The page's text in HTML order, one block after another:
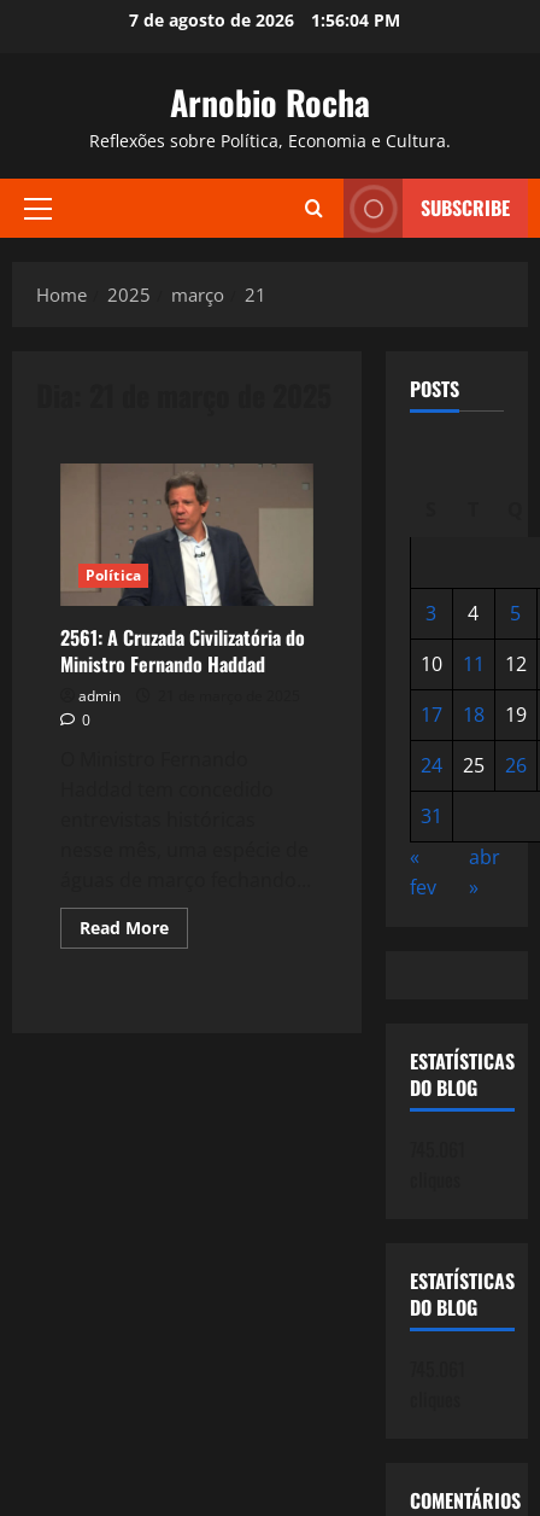
7 de agosto de 2026 1:56:05 PM
Arnobio Rocha
Reflexões sobre Política, Economia e Cultura.
Primary
SUBSCRIBE
Home 2025 março 21
Política
2561: A Cruzada Civilizatória do
Ministro Fernando Haddad
admin
0
Read MoreRead
more
POSTS
3 4
5
10
11
12
17
18
19
24
25
26
31
«
fev
abr
»
ESTATÍSTICAS
DO BLOG
ESTATÍSTICAS
DO BLOG
COMENTÁRIOS